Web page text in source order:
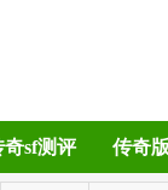
奇sf测评 传奇